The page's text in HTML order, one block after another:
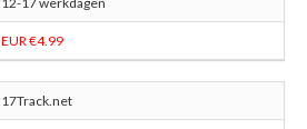
EUR €4.99
17Track.net